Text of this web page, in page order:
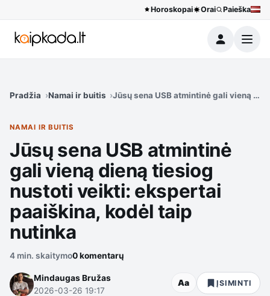
Horoskopai Orai Paieška
Meniu
Pradžia Namai ir buitis Jūsų sena USB atmintinė gali vieną
NAMAI IR BUITIS
Jūsų sena USB atmintinė
gali vieną dieną tiesiog
nustoti veikti: ekspertai
paaiškina, kodėl taip
nutinka
4 min. skaitymo0 komentarų
Mindaugas Bružas
2026-03-26 19:17
Aa ĮSIMINTI